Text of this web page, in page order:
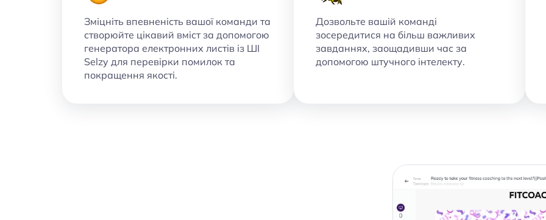
Зміцніть впевненість вашої команди та
створюйте цікавий вміст за допомогою
генератора електронних листів із ШІ
Selzy для перевірки помилок та
покращення якості.
Дозвольте вашій команді
зосередитися на більш важливих
завданнях, заощадивши час за
допомогою штучного інтелекту.